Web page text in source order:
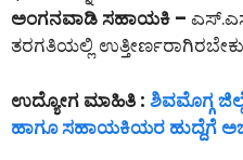
ಅಂಗನವಾಡಿ ಸಹಾಯಕಿ –
ತರಗತಿಯಲ್ಲಿ
ಉದ್ಯೋಗ ಮಾಹಿತಿ : ಶಿವಮೊಗ್ಗ
ಹಾಗೂ ಸಹಾಯಕಿಯರ ಹುದ್ದೆಗೆ